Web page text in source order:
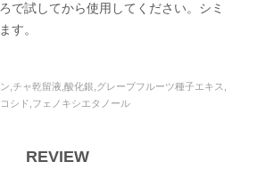
で試してから使用してください。シミ
す。
,チャ乾留液,酸化銀,グレープフルーツ種子エキス,
シド,フェノキシエタノール
REVIEW